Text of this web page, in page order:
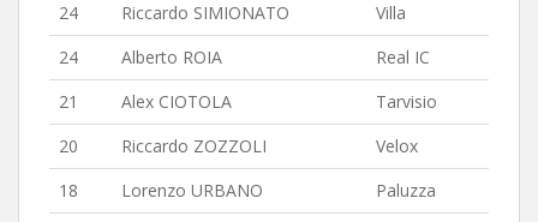
24
Riccardo SIMIONATO
Villa
24
Alberto ROIA
Real IC
21
Alex CIOTOLA
Tarvisio
20
Riccardo ZOZZOLI
Velox
18
Lorenzo URBANO
Paluzza